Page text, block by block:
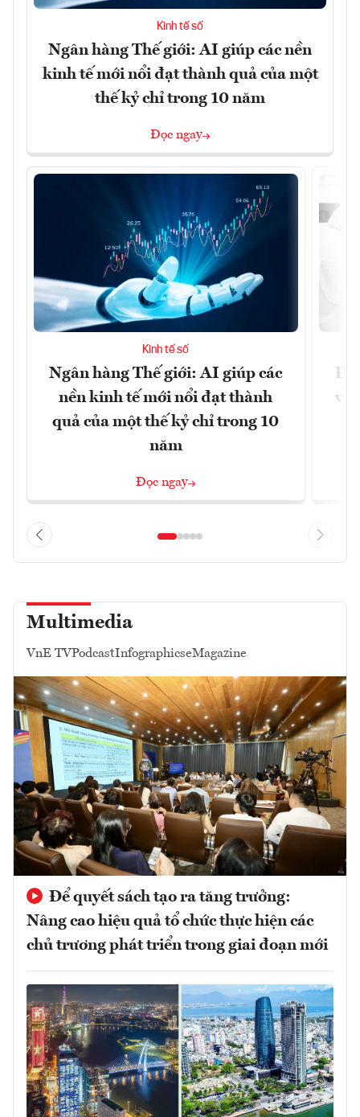
Kinh tế số
Ngân hàng Thế giới: AI giúp các nền
kinh tế mới nổi đạt thành quả của một
thế kỷ chỉ trong 10 năm
Đọc ngay
Kinh tế số
Ngân hàng Thế giới: AI giúp các
nền kinh tế mới nổi đạt thành
quả của một thế kỷ chỉ trong 10
năm
Đọc ngay
Multimedia
VnE TVPodcastInfographicseMagazine
Để quyết sách tạo ra tăng trưởng:
Nâng cao hiệu quả tổ chức thực hiện các
chủ trương phát triển trong giai đoạn mới